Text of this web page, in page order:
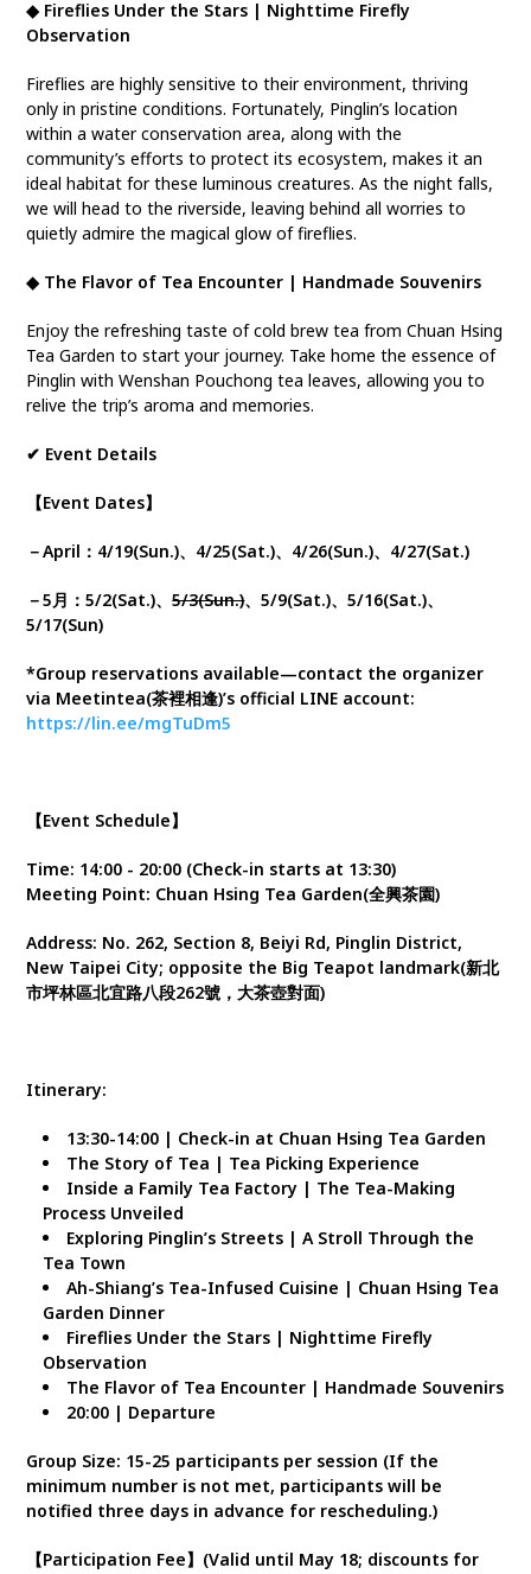
◆ Fireflies Under the Stars | Nighttime Firefly
Observation
Fireflies are highly sensitive to their environment, thriving
only in pristine conditions. Fortunately, Pinglin’s location
within a water conservation area, along with the
community’s efforts to protect its ecosystem, makes it an
ideal habitat for these luminous creatures. As the night falls,
we will head to the riverside, leaving behind all worries to
quietly admire the magical glow of fireflies.
◆ The Flavor of Tea Encounter | Handmade Souvenirs
Enjoy the refreshing taste of cold brew tea from Chuan Hsing
Tea Garden to start your journey. Take home the essence of
Pinglin with Wenshan Pouchong tea leaves, allowing you to
relive the trip’s aroma and memories.
✔ Event Details
【Event Dates】
－April：4/19(Sun.)、4/25(Sat.)、4/26(Sun.)、4/27(Sat.)
－5月：5/2(Sat.)、5/3(Sun.)、5/9(Sat.)、5/16(Sat.)、
5/17(Sun)
*Group reservations available—contact the organizer
via Meetintea(茶裡相逢)’s official LINE account:
https://lin.ee/mgTuDm5
【Event Schedule】
Time: 14:00 - 20:00 (Check-in starts at 13:30)
Meeting Point: Chuan Hsing Tea Garden(全興茶園)
Address: No. 262, Section 8, Beiyi Rd, Pinglin District,
New Taipei City; opposite the Big Teapot landmark(新北
市坪林區北宜路八段262號，大茶壺對面)
Itinerary:
13:30-14:00 | Check-in at Chuan Hsing Tea Garden
The Story of Tea | Tea Picking Experience
Inside a Family Tea Factory | The Tea-Making
Process Unveiled
Exploring Pinglin’s Streets | A Stroll Through the
Tea Town
Ah-Shiang’s Tea-Infused Cuisine | Chuan Hsing Tea
Garden Dinner
Fireflies Under the Stars | Nighttime Firefly
Observation
The Flavor of Tea Encounter | Handmade Souvenirs
20:00 | Departure
Group Size: 15-25 participants per session (If the
minimum number is not met, participants will be
notified three days in advance for rescheduling.)
【Participation Fee】(Valid until May 18; discounts for